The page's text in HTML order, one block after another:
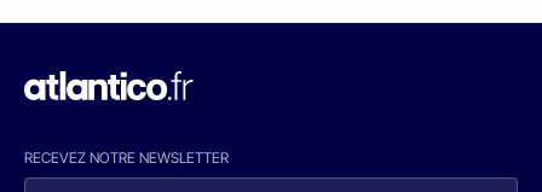
RECEVEZ NOTRE NEWSLETTER